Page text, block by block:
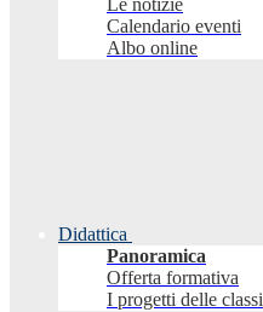
Le notizie
Calendario eventi
Albo online
Didattica
Panoramica
Offerta formativa
I progetti delle classi